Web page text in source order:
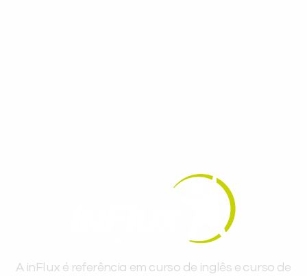
A inFlux é referência em curso de inglês e curso de